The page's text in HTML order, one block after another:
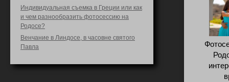
Индивидуальная съемка в Греции или как
и чем разнообразить фотосессию на
Родосе?
Венчание в Линдосе, в часовне святого
Павла